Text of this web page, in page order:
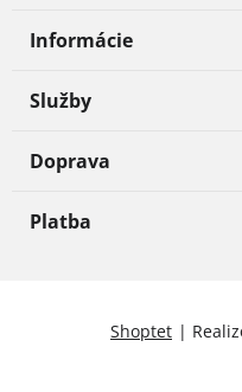
Informácie
Služby
Doprava
Platba
Shoptet |